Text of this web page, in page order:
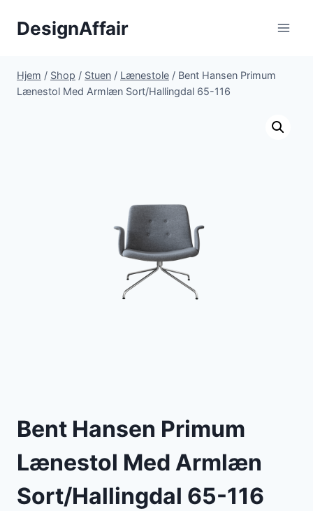
DesignAffair
Hjem / Shop / Stuen / Lænestole / Bent Hansen Primum
Lænestol Med Armlæn Sort/Hallingdal 65-116
Bent Hansen Primum
Lænestol Med Armlæn
Sort/Hallingdal 65-116